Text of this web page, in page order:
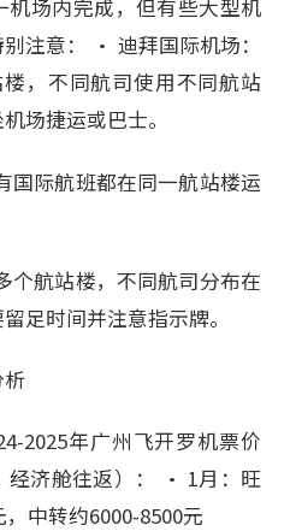
机场内完成，但有些大型机
注意： • 迪拜国际机场：
，不同航司使用不同航站
场捷运或巴士。
国际航班都在同一航站楼运
个航站楼，不同航司分布在
足时间并注意指示牌。
2025年广州飞开罗机票价
经济舱往返）： • 1月：旺
中转约6000-8500元